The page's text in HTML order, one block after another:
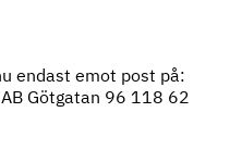
endast emot post på:
Götgatan 96 118 62